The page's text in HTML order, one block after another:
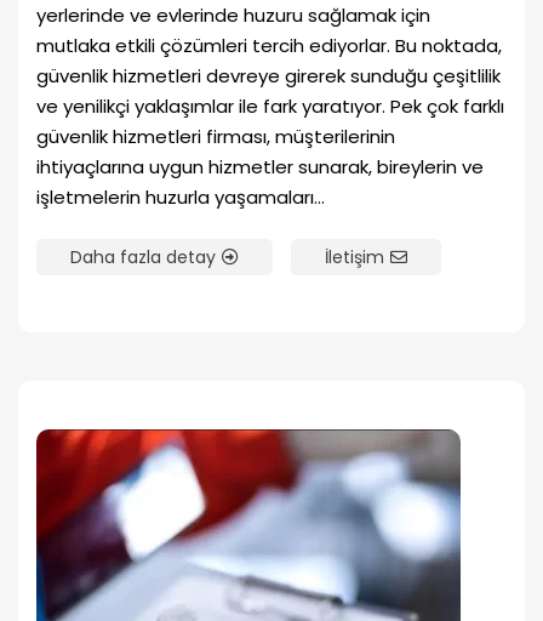
yerlerinde ve evlerinde huzuru sağlamak için
mutlaka etkili çözümleri tercih ediyorlar. Bu noktada,
güvenlik hizmetleri devreye girerek sunduğu çeşitlilik
ve yenilikçi yaklaşımlar ile fark yaratıyor. Pek çok farklı
güvenlik hizmetleri firması, müşterilerinin
ihtiyaçlarına uygun hizmetler sunarak, bireylerin ve
işletmelerin huzurla yaşamaları...
Daha fazla detay İletişim